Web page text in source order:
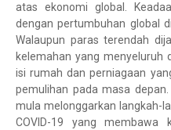
atas ekonomi global.
dengan pertumbuhan global
Walaupun paras terendah
kelemahan yang menyeluruh
isi rumah dan perniagaan
pemulihan pada masa
mula melonggarkan langkah-
COVID-19 yang membawa